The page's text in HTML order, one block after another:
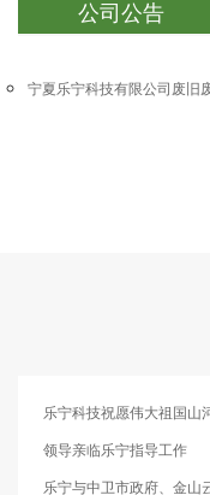
公司公告
宁夏乐宁科技有限公司废旧
乐宁科技祝愿伟大祖国山
富强！
领导亲临乐宁指导工作
乐宁与中卫市政府、金山